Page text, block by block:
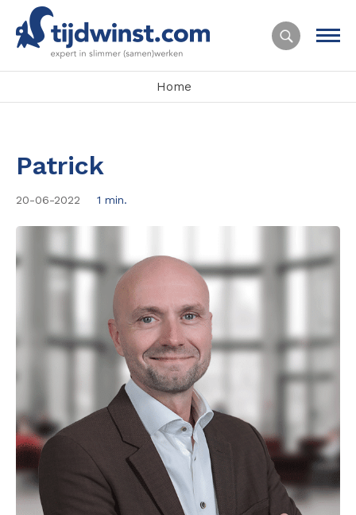
Home
Patrick
20-06-2022 1 min.